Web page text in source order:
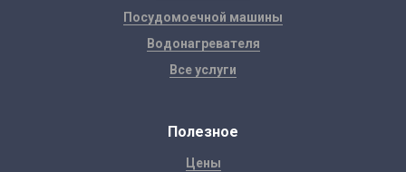
Посудомоечной машины
Водонагревателя
Все услуги
Полезное
Цены